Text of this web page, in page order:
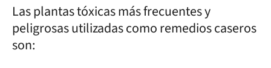
Las plantas tóxicas más frecuentes y
peligrosas utilizadas como remedios caseros
son: